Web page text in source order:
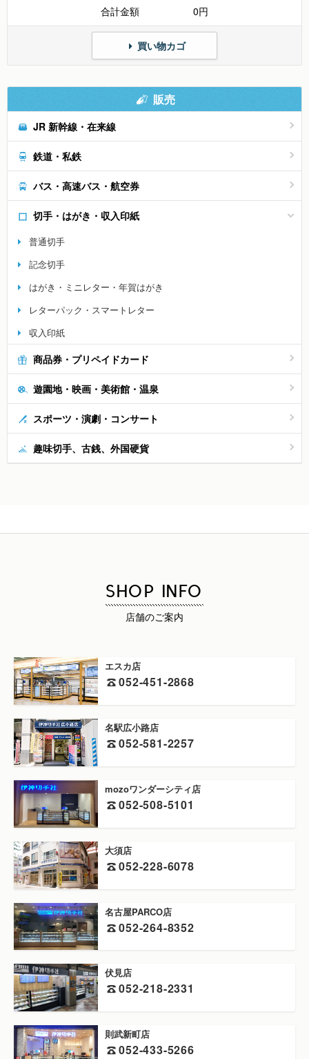
合計金額 0円
買い物カゴ
販売
JR 新幹線・在来線
鉄道・私鉄
バス・高速バス・航空券
切手・はがき・収入印紙
普通切手
記念切手
はがき・ミニレター・年賀はがき
レターパック・スマートレター
収入印紙
商品券・プリペイドカード
遊園地・映画・美術館・温泉
スポーツ・演劇・コンサート
趣味切手、古銭、外国硬貨
SHOP INFO
店舗のご案内
エスカ店
052-451-2868
名駅広小路店
052-581-2257
mozoワンダーシティ店
052-508-5101
大須店
052-228-6078
名古屋PARCO店
052-264-8352
伏見店
052-218-2331
則武新町店
052-433-5266